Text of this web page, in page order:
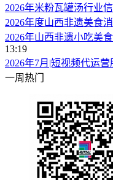
2026年米粉瓦罐汤行业
2026年度山西非遗美食
2026年山西非遗小吃美
13:19
2026年7月|短视频代运
一周热门